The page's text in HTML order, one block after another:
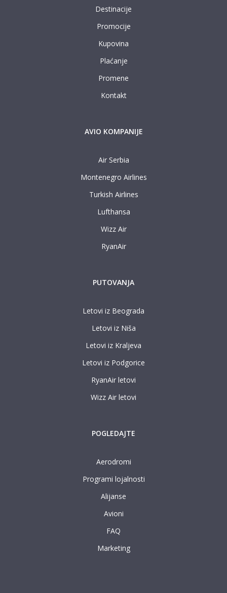
Destinacije
Promocije
Kupovina
Plaćanje
Promene
Kontakt
AVIO KOMPANIJE
Air Serbia
Montenegro Airlines
Turkish Airlines
Lufthansa
Wizz Air
RyanAir
PUTOVANJA
Letovi iz Beograda
Letovi iz Niša
Letovi iz Kraljeva
Letovi iz Podgorice
RyanAir letovi
Wizz Air letovi
POGLEDAJTE
Aerodromi
Programi lojalnosti
Alijanse
Avioni
FAQ
Marketing